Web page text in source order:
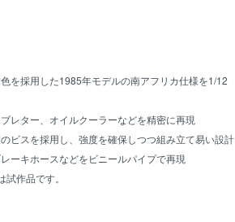
を採用した1985年モデルの南アフリカ仕様を1/12
レター、オイルクーラーなどを精密に再現
ビスを採用し、強度を確保しつつ組み立て易い設計
ーキホースなどをビニールパイプで再現
作品です。